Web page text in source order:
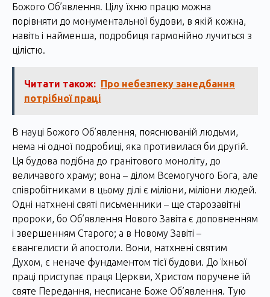
Божого Об’явлення. Цілу їхню працю можна
порівняти до монументальної будови, в якій кожна,
навіть і найменша, подробиця гармонійно лучиться з
цілістю.
Читати також: Про небезпеку занедбання
потрібної праці
В науці Божого Об’явлення, пояснюваній людьми,
нема ні одної подробиці, яка противилася би другій.
Ця будова подібна до гранітового моноліту, до
величавого храму; вона – ділом Всемогучого Бога, але
співробітниками в цьому ділі є міліони, міліони людей.
Одні натхнені святі письменники – ще старозавітні
пророки, бо Об’явлення Нового Завіта є доповненням
і звершенням Старого; а в Новому Завіті –
євангелисти й апостоли. Вони, натхнені святим
Духом, є неначе фундаментом тієї будови. До їхньої
праці приступає праця Церкви, Христом поручене їй
святе Передання, несписане Боже Об’явлення. Тую